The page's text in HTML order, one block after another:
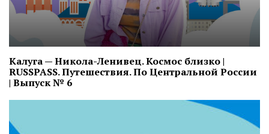
Калуга — Никола-Ленивец. Космос близко |
RUSSPASS. Путешествия. По Центральной России
| Выпуск № 6